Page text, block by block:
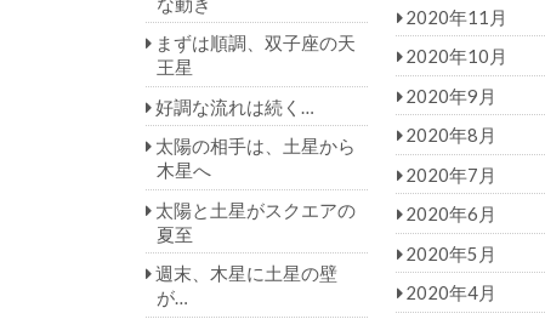
まずは順調、双子座の天
王星
好調な流れは続く…
太陽の相手は、土星から
木星へ
太陽と土星がスクエアの
夏至
週末、木星に土星の壁
が…
2020年11月
2020年10月
2020年9月
2020年8月
2020年7月
2020年6月
2020年5月
2020年4月